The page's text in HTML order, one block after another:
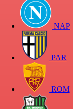
NAP
PAR
ROM